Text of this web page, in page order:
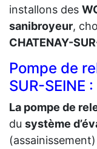
installons des
sanibroyeur,
CHATENAY-
Pompe de
SUR-SEINE
La pompe de
du système